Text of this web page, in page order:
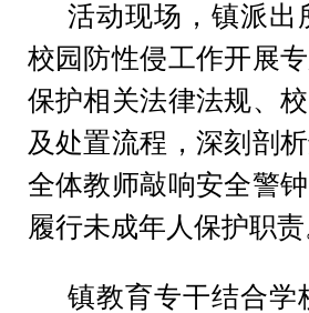
活动现场，镇派出
校园防性侵工作开展
保护相关法律法规、
及处置流程，深刻剖
全体教师敲响安全警
履行未成年人保护职
镇教育专干结合学